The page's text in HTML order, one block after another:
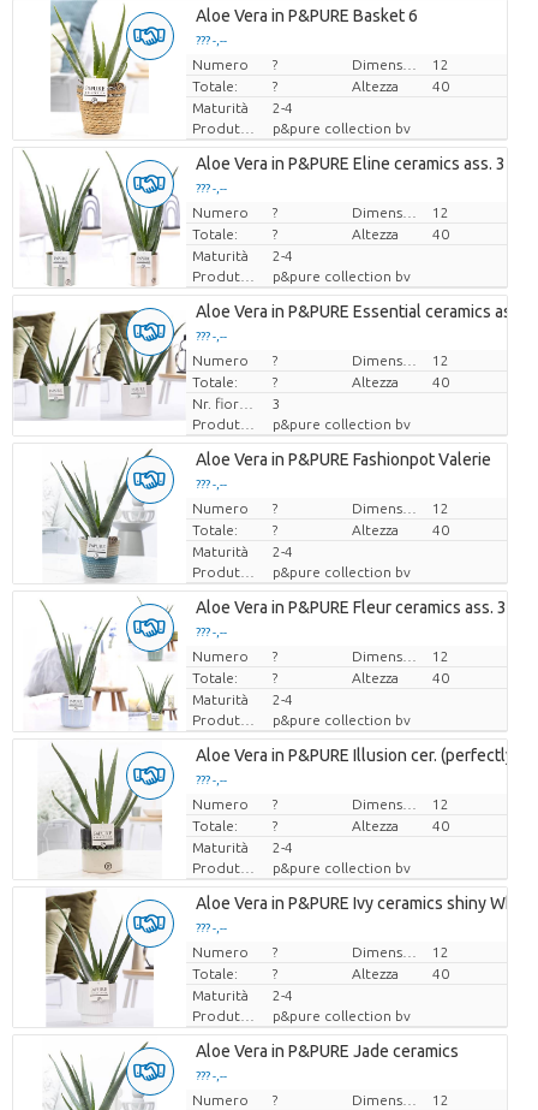
Aloe Vera in P&PURE Basket 6
??? -,--
Prezzo x uno
Numero ?
12
Totale:
? Altezza
40
Maturità
2-4
Produttore
p&pure collection bv
Aloe Vera in P&PURE Eline ceramics ass. 3
??? -,--
Prezzo x uno
Numero ?
12
Totale:
? Altezza
40
Maturità
2-4
Produttore
p&pure collection bv
Aloe Vera in P&PURE Essential ceramics ass. 2
??? -,--
Prezzo x uno
Numero ?
12
Totale:
? Altezza
40
Nr. fiore/vaso
3
Produttore
p&pure collection bv
Aloe Vera in P&PURE Fashionpot Valerie
??? -,--
Prezzo x uno
Numero ?
12
Totale:
? Altezza
40
Maturità
2-4
Produttore
p&pure collection bv
Aloe Vera in P&PURE Fleur ceramics ass. 3
??? -,--
Prezzo x uno
Numero ?
12
Totale:
? Altezza
40
Maturità
2-4
Produttore
p&pure collection bv
Aloe Vera in P&PURE Illusion cer. (perfectly
??? -,--
Prezzo x uno
Numero ?
12
Totale:
? Altezza
40
Maturità
2-4
Produttore
p&pure collection bv
Aloe Vera in P&PURE Ivy ceramics shiny White
??? -,--
Prezzo x uno
Numero ?
12
Totale:
? Altezza
40
Maturità
2-4
Produttore
p&pure collection bv
Aloe Vera in P&PURE Jade ceramics
??? -,--
Prezzo x uno
Numero ?
12